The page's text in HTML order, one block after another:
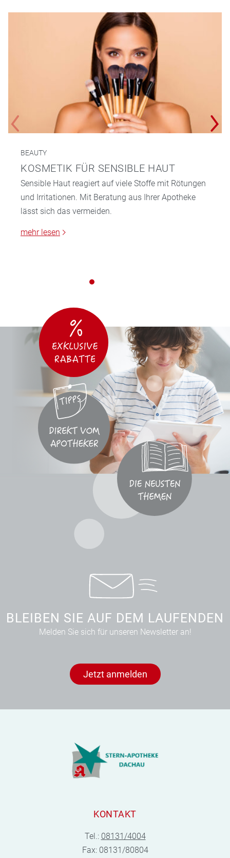
BEAUTY
KOSMETIK FÜR SENSIBLE HAUT
Sensible Haut reagiert auf viele Stoffe mit Rötungen
und Irritationen. Mit Beratung aus Ihrer Apotheke
lässt sich das vermeiden.
mehr lesen
BLEIBEN SIE AUF DEM LAUFENDEN
Melden Sie sich für unseren Newsletter an!
Jetzt anmelden
KONTAKT
Tel.: 08131/4004
Fax: 08131/80804